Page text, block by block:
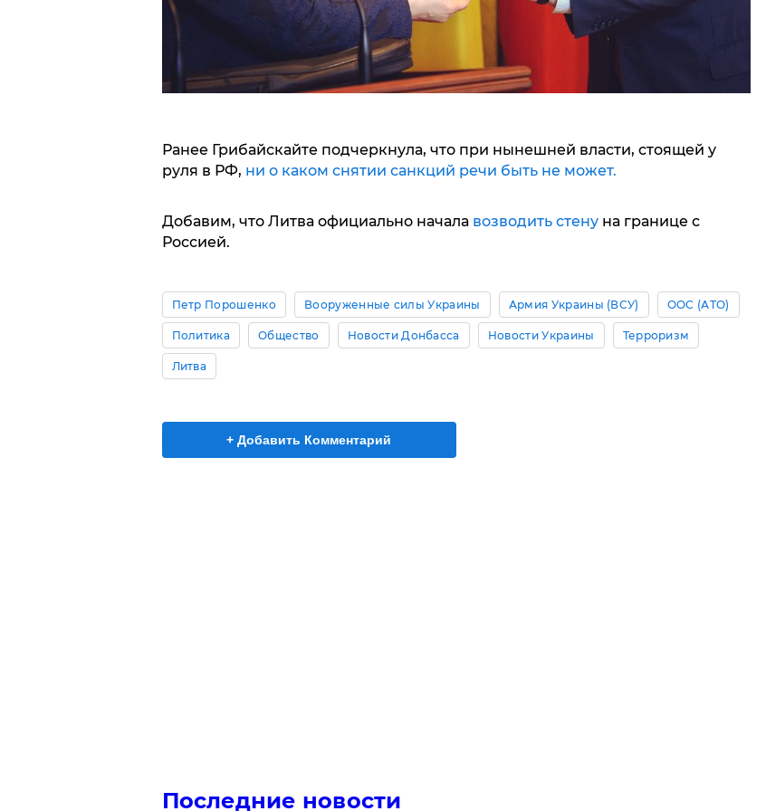
Ранее Грибайскайте подчеркнула, что при нынешней власти, стоящей у
руля в РФ, ни о каком снятии санкций речи быть не может.
Добавим, что Литва официально начала возводить стену на границе с
Россией.
Петр Порошенко Вооруженные силы Украины Армия Украины (ВСУ) ООС (АТО)
Политика Общество Новости Донбасса Новости Украины Терроризм
Литва
+ Добавить Комментарий
Последние новости